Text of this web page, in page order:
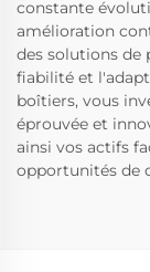
constante
amélioration
des solutions de
fiabilité et
boîtiers, vous
éprouvée et
ainsi vos actifs
opportunités de